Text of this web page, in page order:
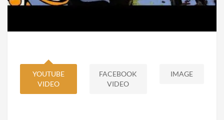
YOUTUBE
VIDEO
FACEBOOK
VIDEO
IMAGE